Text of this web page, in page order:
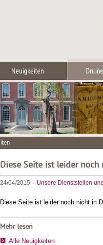
Neuigkeiten
Diese Seite ist leider
24/04/2015 - Unsere Dienststellen
Diese Seite ist leider noch nicht in
Mehr lesen
Alle Neuigkeiten